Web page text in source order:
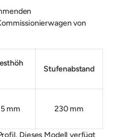
von
Stufenabstand
mm 230 mm
Dieses Modell verfügt